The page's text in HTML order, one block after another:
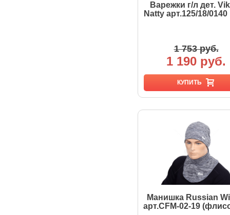
Варежки г/л дет.
Natty арт.125/18/0140
1 753 руб.
1 190 руб.
КУПИТЬ
Манишка Russian
арт.CFM-02-19